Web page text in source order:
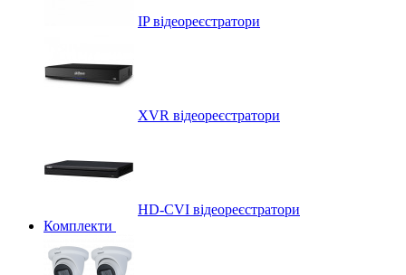
IP відеореєстратори
XVR відеореєстратори
HD-CVI відеореєстратори
Комплекти